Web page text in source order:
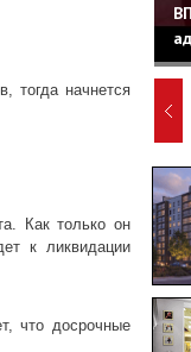
тогда начнется
Как только он
к ликвидации
что досрочные